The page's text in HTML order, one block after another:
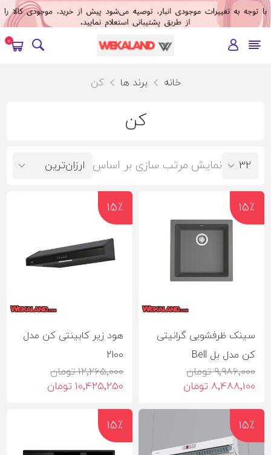
0
خانه برند ها کن
کن
مرتب سازی بر اساس نمایش
15٪
سینک ظرفشویی گرانیتی
کن مدل بل Bell
9٬986٬000 تومان
8٬488٬100 تومان
15٪
هود زیر کابینتی کن مدل
2100
12٬265٬000 تومان
10٬425٬250 تومان
15٪ 15٪